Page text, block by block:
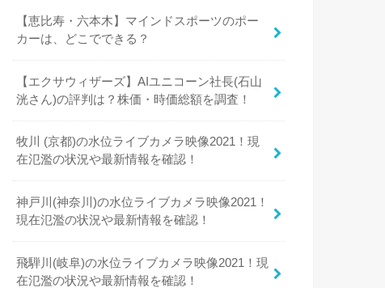
【恵比寿・六本木】マインドスポーツのポー
カーは、どこでできる？
【エクサウィザーズ】AIユニコーン社長(石山
洸さん)の評判は？株価・時価総額を調査！
牧川 (京都)の水位ライブカメラ映像2021！現
在氾濫の状況や最新情報を確認！
神戸川(神奈川)の水位ライブカメラ映像2021！
現在氾濫の状況や最新情報を確認！
飛騨川(岐阜)の水位ライブカメラ映像2021！現
在氾濫の状況や最新情報を確認！